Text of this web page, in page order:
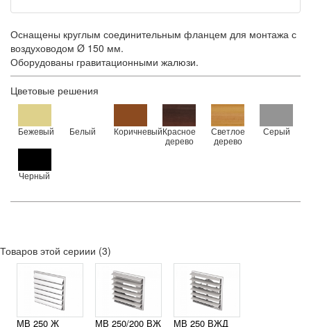
Оснащены круглым соединительным фланцем для монтажа с
воздуховодом Ø 150 мм.
Оборудованы гравитационными жалюзи.
Цветовые решения
Бежевый Белый КоричневыйКрасное
дерево
Светлое
дерево
Серый
Черный
Товаров этой сериии (3)
МВ 250 Ж МВ 250/200 ВЖ МВ 250 ВЖД